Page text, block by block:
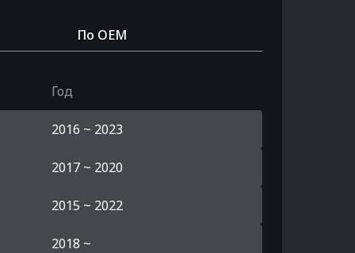
По OEM
Год
2016 ~ 2023
2017 ~ 2020
2015 ~ 2022
2018 ~